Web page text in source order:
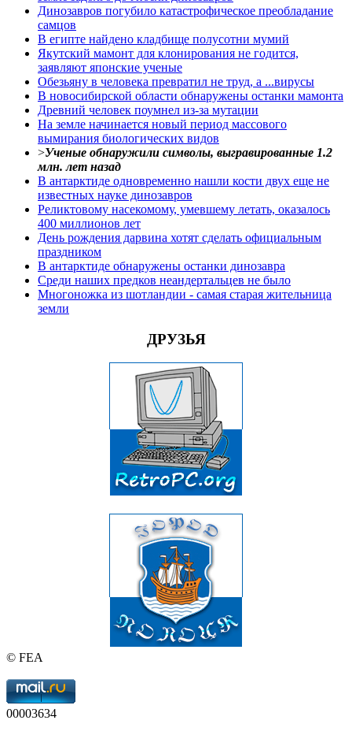
Динозавров погубило катастрофическое преобладание
самцов
В египте найдено кладбище полусотни мумий
Якутский мамонт для клонирования не годится,
заявляют японские ученые
Обезьяну в человека превратил не труд, а ...вирусы
В новосибирской области обнаружены останки мамонта
Древний человек поумнел из-за мутации
На земле начинается новый период массового
вымирания биологических видов
>Ученые обнаружили символы, выгравированные 1.2
млн. лет назад
В антарктиде одновременно нашли кости двух еще не
известных науке динозавров
Реликтовому насекомому, умевшему летать, оказалось
400 миллионов лет
День рождения дарвина хотят сделать официальным
праздником
В антарктиде обнаружены останки динозавра
Среди наших предков неандертальцев не было
Многоножка из шотландии - самая старая жительница
земли
ДРУЗЬЯ
© FEA
00003634